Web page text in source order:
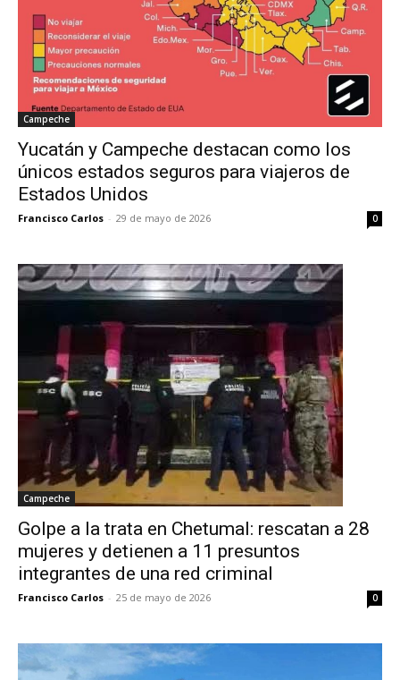
Campeche
Yucatán y Campeche destacan como los
únicos estados seguros para viajeros de
Estados Unidos
Francisco Carlos - 29 de mayo de 2026 0
Campeche
Golpe a la trata en Chetumal: rescatan a 28
mujeres y detienen a 11 presuntos
integrantes de una red criminal
Francisco Carlos - 25 de mayo de 2026 0